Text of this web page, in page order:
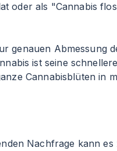
oder als "Cannabis
genauen Abmessung
ist seine
Cannabisblüten in
Nachfrage kann es